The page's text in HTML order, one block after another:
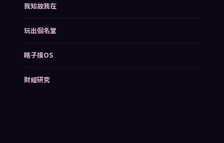
我知故我在
玩出個名堂
瞎子摸OS
財經研究